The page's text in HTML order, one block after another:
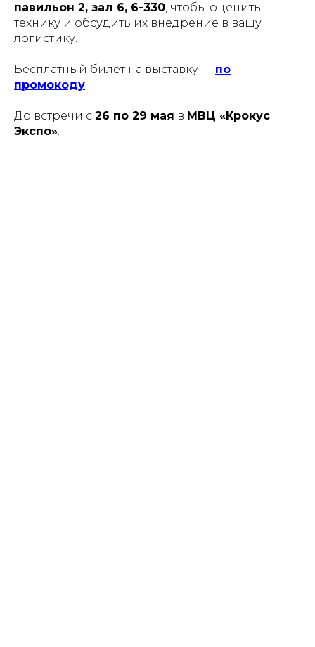
павильон 2, зал 6, 6-330, чтобы оценить
технику и обсудить их внедрение в вашу
логистику.
Бесплатный билет на выставку — по
промокоду.
До встречи с 26 по 29 мая в МВЦ «Крокус
Экспо».